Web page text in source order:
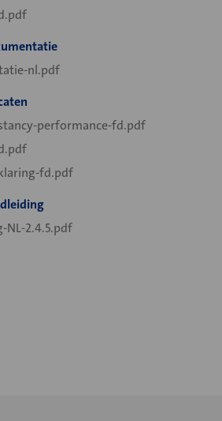
nl.pdf
performance-fd.pdf
fd.pdf
NL-2.4.5.pdf